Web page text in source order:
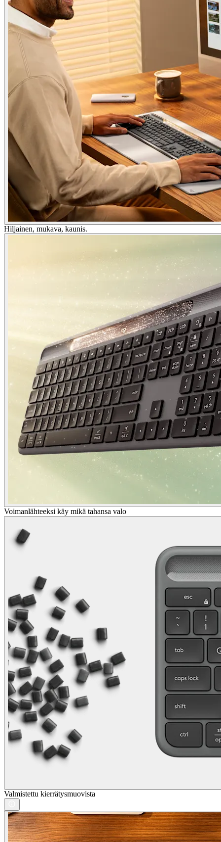
Hiljainen, mukava, kaunis.
Voimanlähteeksi käy mikä tahansa valo
Valmistettu kierrätysmuovista